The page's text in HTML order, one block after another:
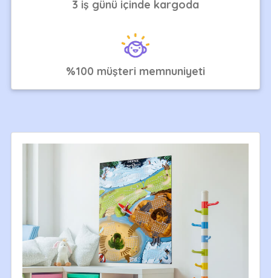
3 iş günü içinde kargoda
%100 müşteri memnuniyeti